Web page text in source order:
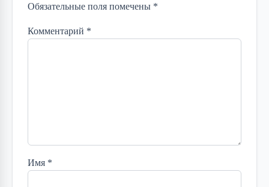
Обязательные поля помечены *
Комментарий *
Имя *